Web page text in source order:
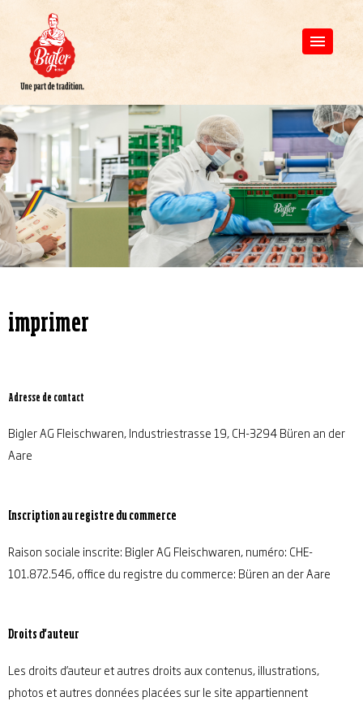
imprimer
Adresse de contact
Bigler AG Fleischwaren, Industriestrasse 19, CH-3294 Büren an der
Aare
Inscription au registre du commerce
Raison sociale inscrite: Bigler AG Fleischwaren, numéro: CHE-
101.872.546, office du registre du commerce: Büren an der Aare
Droits d’auteur
Les droits d’auteur et autres droits aux contenus, illustrations,
photos et autres données placées sur le site appartiennent